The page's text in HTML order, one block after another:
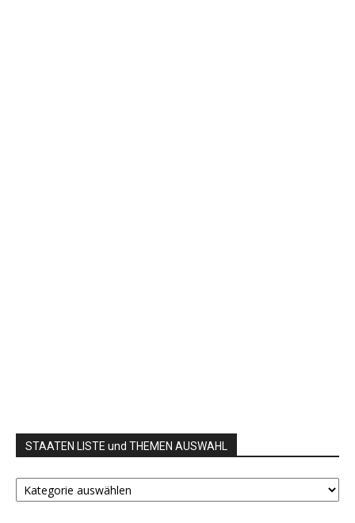
STAATEN LISTE und THEMEN AUSWAHL
STAATEN
LISTE